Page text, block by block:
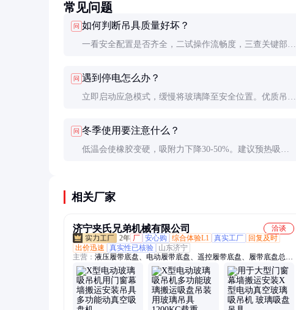
常见问题
问 如何判断吊具质量好坏？
一看安全配置是否齐全，二试操作流畅度，三查关键部件
统具备实时监测功能。
问 遇到停电怎么办？
立即启动应急模式，缓慢将玻璃降至安全位置。优质吊具
问 冬季使用要注意什么？
低温会使橡胶变硬，吸附力下降30-50%。建议预热吸盘
相关厂家
济宁夹氏兄弟机械有限公司
洽谈
2年 厂 安心购 综合体验L1 真实工厂
回复及时
出价迅速
真实性已核验
山东济宁
主营： 液压履带底盘、电动履带底盘、遥控履带底盘、履带底盘总
成、履带底盘、固定剪叉式升降平台、固定剪叉式升降机、液压升降
台、U型剪叉式升降平台、U型剪叉、吸吊机、玻璃吸盘车、电动牵
引车、步行式牵引车、座驾式牵引车